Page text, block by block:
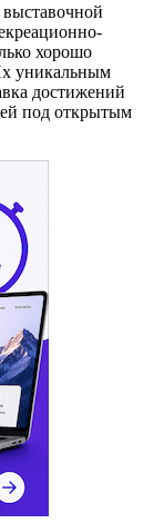
хорошо
уникальным
достижений
под открытым